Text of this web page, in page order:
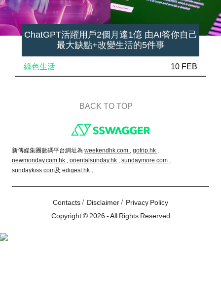
ChatGPT活躍用戶2個月達1億 由AI答你自己
最大缺點+改變生活的5件事
綠色生活 10 FEB
BACK TO TOP
新傳媒集團數碼平台網址為 weekendhk.com , gotrip.hk ,
newmonday.com.hk , orientalsunday.hk , sundaymore.com ,
sundaykiss.com及 edigest.hk 。
Contacts/ Disclaimer/ Privacy Policy
Copyright © 2026 - All Rights Reserved